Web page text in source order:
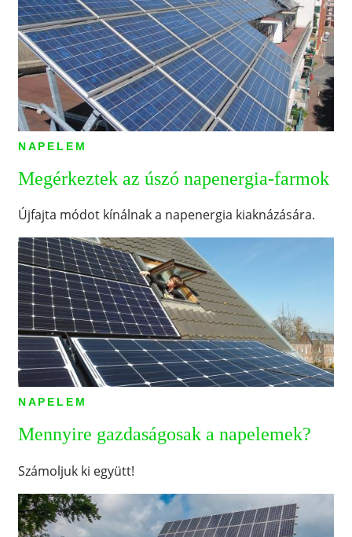
NAPELEM
Megérkeztek az úszó napenergia-farmok
Újfajta módot kínálnak a napenergia kiaknázására.
NAPELEM
Mennyire gazdaságosak a napelemek?
Számoljuk ki együtt!